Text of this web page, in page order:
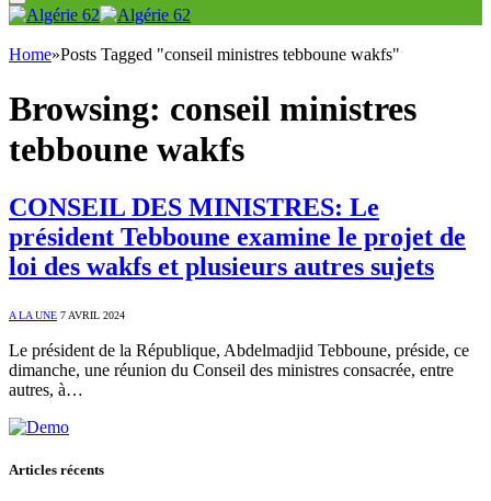
Home»Posts Tagged "conseil ministres tebboune wakfs"
Browsing: conseil ministres
tebboune wakfs
CONSEIL DES MINISTRES: Le
président Tebboune examine le projet de
loi des wakfs et plusieurs autres sujets
A LA UNE 7 AVRIL 2024
Le président de la République, Abdelmadjid Tebboune, préside, ce
dimanche, une réunion du Conseil des ministres consacrée, entre
autres, à…
Articles récents